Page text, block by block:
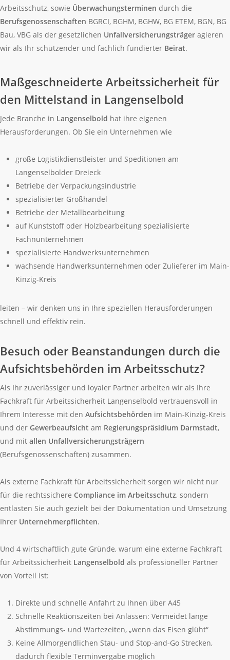
Arbeitsschutz, sowie Überwachungsterminendurch die
Berufsgenossenschaften BGRCI, BGHM, BGHW, BG ETEM, BGN, BG
Bau, VBG als der gesetzlichen Unfallversicherungsträger agieren
wir als Ihr schützender und fachlich fundierter Beirat.
Maßgeschneiderte Arbeitssicherheit für
den Mittelstand in Langenselbold
Jede Branche in Langenselbold hat ihre eigenen
Herausforderungen. Ob Sie ein Unternehmen wie
große Logistikdienstleister und Speditionen am
Langenselbolder Dreieck
Betriebe der Verpackungsindustrie
spezialisierter Großhandel
Betriebe der Metallbearbeitung
auf Kunststoff oder Holzbearbeitung spezialisierte
Fachnunternehmen
spezialisierte Handwerksunternehmen
wachsende Handwerksunternehmen oder Zulieferer im Main-
Kinzig-Kreis
leiten – wir denken uns in Ihre speziellen Herausforderungen
schnell und effektiv rein.
Besuch oder Beanstandungen durch die
Aufsichtsbehörden im Arbeitsschutz?
Als Ihr zuverlässiger und loyaler Partner arbeiten wir als Ihre
Fachkraft für Arbeitssicherheit Langenselbold vertrauensvoll in
Ihrem Interesse mit denAufsichtsbehörden im Main-Kinzig-Kreis
und der Gewerbeaufsicht am Regierungspräsidium Darmstadt,
und mitallen Unfallversicherungsträgern
(Berufsgenossenschaften) zusammen.
Als externe Fachkraft für Arbeitssicherheit sorgen wir nicht nur
für die rechtssichere Compliance im Arbeitsschutz, sondern
entlasten Sie auch gezielt bei der Dokumentation und Umsetzung
Ihrer Unternehmerpflichten.
Und 4 wirtschaftlich gute Gründe, warum eine externe Fachkraft
für Arbeitssicherheit Langenselbold als professioneller Partner
von Vorteil ist:
Direkte und schnelle Anfahrt zu Ihnen über A45
Schnelle Reaktionszeiten bei Anlässen: Vermeidet lange
Abstimmungs- und Wartezeiten, „wenn das Eisen glüht“
Keine Allmorgendlichen Stau- und Stop-and-Go Strecken,
dadurch flexible Terminvergabe möglich